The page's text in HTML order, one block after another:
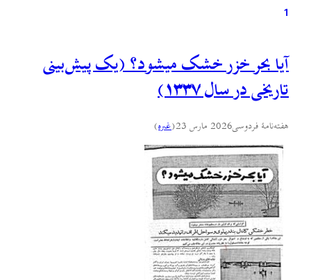
انزلی‌چی‌های قدیمي…
1
آیا بحر خزر خشک میشود؟ (یک پیش‌بینی
تاریخی در سال ۱۳۳۷)
هفته‌نامهٔ فردوسی2026 مارس 23 (غىره)